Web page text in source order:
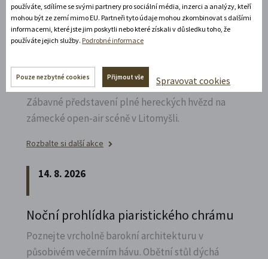
11. 8. 2026
Bílá paní na vdávání
Zábavné představení plné hereckých hvězd na
zámecké open-air scéně v Litomyšli.
Rozbalte si další akce
14. 8. 2026
Noční prohlídka piaristického chrámu
Poznejte vrcholně barokní architekturu v
působivém večerním hávu. Obětní stůl dýchá
používáte, sdílíme se svými partnery pro sociální média, inzerci a analýzy, kteří
mohou být ze zemí mimo EU. Partneři tyto údaje mohou zkombinovat s dalšími
informacemi, které jste jim poskytli nebo které získali v důsledku toho, že
používáte jejich služby. Podrobné informace
Pouze nezbytné cookies Přijmout vše Spravovat cookies